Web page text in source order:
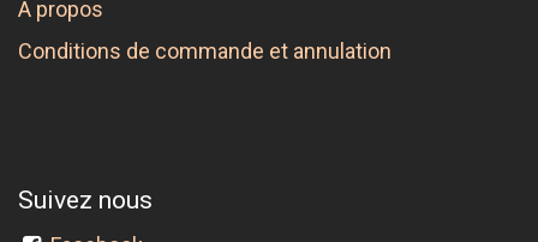
A propos
Conditions de commande et annulation
Suivez nous